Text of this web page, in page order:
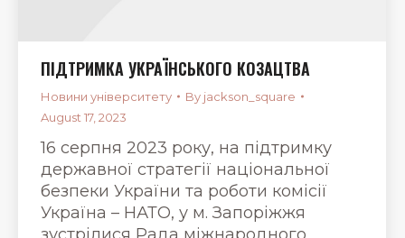
ПІДТРИМКА УКРАЇНСЬКОГО КОЗАЦТВА
Новини університету By jackson_square
August 17, 2023
16 серпня 2023 року, на підтримку
державної стратегії національної
безпеки України та роботи комісії
Україна – НАТО, у м. Запоріжжя